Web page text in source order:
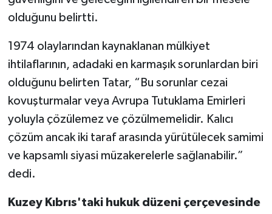
olduğunu belirtti.
1974 olaylarından kaynaklanan mülkiyet
ihtilaflarının, adadaki en karmaşık sorunlardan biri
olduğunu belirten Tatar, “Bu sorunlar cezai
kovuşturmalar veya Avrupa Tutuklama Emirleri
yoluyla çözülemez ve çözülmemelidir. Kalıcı
çözüm ancak iki taraf arasında yürütülecek samimi
ve kapsamlı siyasi müzakerelerle sağlanabilir.”
dedi.
Kuzey Kıbrıs'taki hukuk düzeni çerçevesinde